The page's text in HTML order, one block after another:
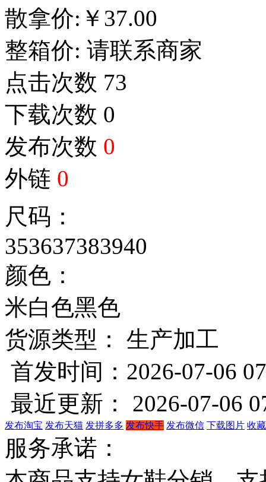
散拿价: ￥ 37.00
整箱价: 请联系商家
点击次数 73
下载次数 0
发布次数 0
外链 0
尺码：
353637383940
颜色：
米白色黑色
货源类型： 生产加工
首发时间：2026-07-06
最近更新： 2026-07-06
发布淘宝 发布天猫 发拼多多 发布快手 发布微信 下载图片 收
服务承诺：